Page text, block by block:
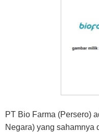
PT Bio Farma (Persero)
Negara) yang sahamnya